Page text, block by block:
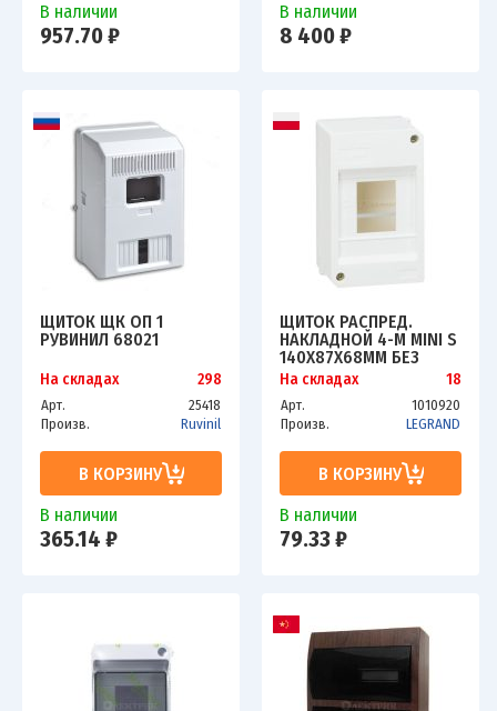
В наличии
957.70 ₽
В наличии
8 400 ₽
ЩИТОК ЩК ОП 1
РУВИНИЛ 68021
На складах 298
Арт.
25418
Произв.
Ruvinil
В КОРЗИНУ
В наличии
365.14 ₽
ЩИТОК РАСПРЕД.
НАКЛАДНОЙ 4-М MINI S
140Х87Х68ММ БЕЗ
ДВЕР. IP30 БЕЛ. LEG
На складах 18
Арт.
1010920
Произв.
LEGRAND
В КОРЗИНУ
В наличии
79.33 ₽